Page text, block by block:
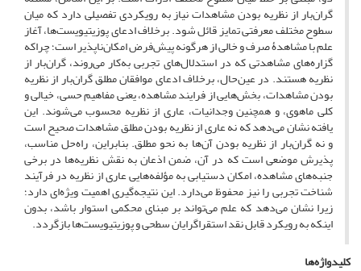
گران‌بار از نظریه بودن مشاهدات نیاز به رویکردی تفصیلی دارد که میان
سطوح مختلف معرفتی تمایز قائل شود. برخلاف ادعای پوزیتیویست‌ها، آغاز
علم با مشاهدۀ صرف و خالی از هرگونه پیش‌فرض امکان‌ناپذیر است؛ چراکه
گزاره‌های مشاهدتی که در استدلال‌های تجربی به‌کار می‌روند، گران‌بار از
نظریه هستند. در عین‌حال، برخلاف ادعای موافقان مطلق گران‌بار از نظریه
بودن مشاهدات، بخش‌هایی از فرایند مشاهده، یعنی مفاهیم حسی، خیالی و
کلی ماهوی، و همچنین وجدانیات، عاری از نظریه محسوب می‌شوند. این
یافته نشان می‌دهد که نه عاری از نظریه بودن مطلق مشاهدات صحیح است
و نه گران‌بار از نظریه بودن آن‌‌ها به نحو مطلق. بنابراین، راه‌حل مناسب،
پذیرش موضعی است که در آن، ضمن اذعان به نقش نظریه‌ها در برخی
جنبه‌های مشاهده، امکان دستیابی به مؤلفه‌هایی عاری از نظریه در فرآیند
شناخت تجربی را نیز محفوظ می‌دارد. این نتیجه‌گیری اهمیت ویژه‌ای دارد؛
زیرا نشان می‌دهد که علم می‌تواند بر مبنای محکمی استوار باشد، بدون
اینکه به رویکرد قابل نقد استقراگرایان سطحی و پوزیتیویست‌ها بازگردد.
کلیدواژه‌ها